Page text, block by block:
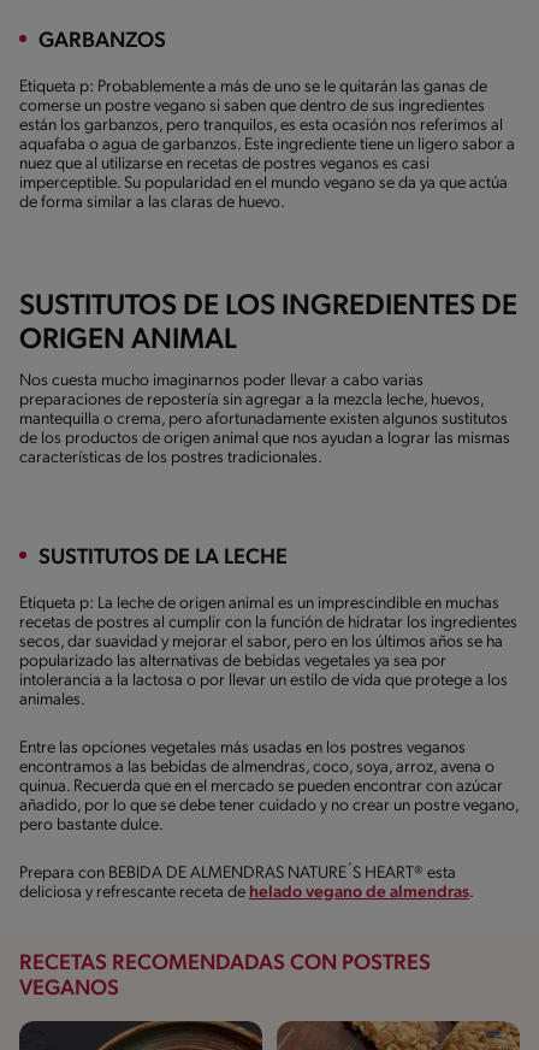
GARBANZOS
Etiqueta p: Probablemente a más de uno se le quitarán las ganas de
comerse un postre vegano si saben que dentro de sus ingredientes
están los garbanzos, pero tranquilos, es esta ocasión nos referimos al
aquafaba o agua de garbanzos. Este ingrediente tiene un ligero sabor a
nuez que al utilizarse en recetas de postres veganos es casi
imperceptible. Su popularidad en el mundo vegano se da ya que actúa
de forma similar a las claras de huevo.
SUSTITUTOS DE LOS INGREDIENTES DE
ORIGEN ANIMAL
Nos cuesta mucho imaginarnos poder llevar a cabo varias
preparaciones de repostería sin agregar a la mezcla leche, huevos,
mantequilla o crema, pero afortunadamente existen algunos sustitutos
de los productos de origen animal que nos ayudan a lograr las mismas
características de los postres tradicionales.
SUSTITUTOS DE LA LECHE
Etiqueta p: La leche de origen animal es un imprescindible en muchas
recetas de postres al cumplir con la función de hidratar los ingredientes
secos, dar suavidad y mejorar el sabor, pero en los últimos años se ha
popularizado las alternativas de bebidas vegetales ya sea por
intolerancia a la lactosa o por llevar un estilo de vida que protege a los
animales.
Entre las opciones vegetales más usadas en los postres veganos
encontramos a las bebidas de almendras, coco, soya, arroz, avena o
quinua. Recuerda que en el mercado se pueden encontrar con azúcar
añadido, por lo que se debe tener cuidado y no crear un postre vegano,
pero bastante dulce.
Prepara con BEBIDA DE ALMENDRAS NATURE´S HEART® esta
deliciosa y refrescante receta de helado vegano de almendras.
RECETAS RECOMENDADAS CON POSTRES
VEGANOS